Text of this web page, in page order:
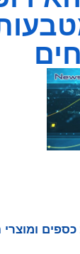
ומוצרי